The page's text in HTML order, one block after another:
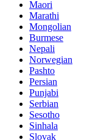
Maori
Marathi
Mongolian
Burmese
Nepali
Norwegian
Pashto
Persian
Punjabi
Serbian
Sesotho
Sinhala
Slovak